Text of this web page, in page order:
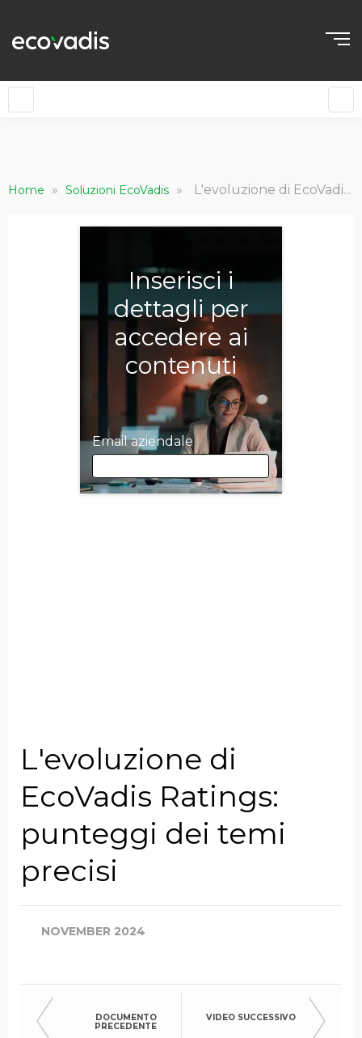
Home » Soluzioni EcoVadis » L'evoluzione di EcoVadis Ratings: punteggi dei temi precisi
Inserisci i
dettagli per
accedere ai
contenuti
Email aziendale
Qualifica
Entrate Annuali
L'evoluzione di
EcoVadis Ratings:
punteggi dei temi
precisi
NOVEMBER 2024
DOCUMENTO
PRECEDENTE
VIDEO SUCCESSIVO